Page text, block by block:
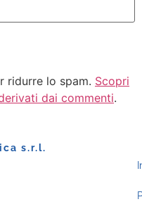
ridurre lo spam. Scopri
dai commenti.
s.r.l.